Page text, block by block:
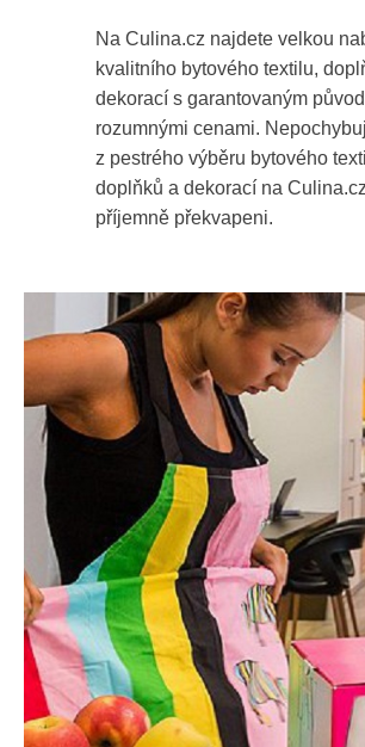
Na Culina.cz najdete velkou
kvalitního bytového textilu,
dekorací s garantovaným
rozumnými cenami.
z pestrého výběru bytového
doplňků a dekorací na
příjemně překvapeni.